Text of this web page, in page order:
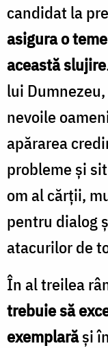
candidat la
asigurao
această slujire
lui
nevoile
apărarea
probleme și
om al cărții,
pentru dialog
atacurilor de
În al treilea
trebuie să
exemplarăși